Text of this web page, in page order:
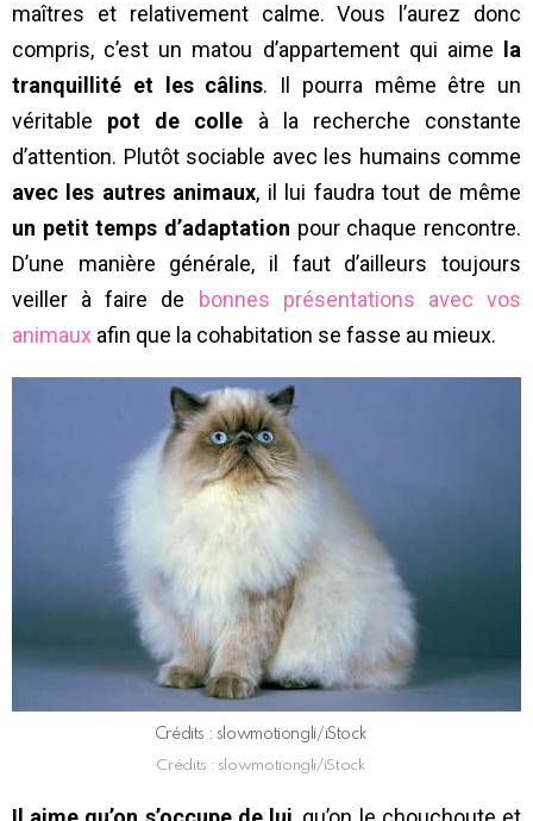
maîtres et relativement calme. Vous l’aurez donc
compris, c’est un matou d’appartement qui aime
la
tranquillité et les câlins. Il pourra même être un
véritable pot de colle à la recherche constante
d’attention. Plutôt sociable avec les humains comme
avec les autres animaux, il lui faudra tout de même
un petit temps d’adaptation pour chaque rencontre.
D’une manière générale, il faut d’ailleurs toujours
veiller à faire de
bonnes présentations avec vos
animaux afin que la cohabitation se fasse au mieux.
Crédits : slowmotiongli/iStock
Crédits : slowmotiongli/iStock